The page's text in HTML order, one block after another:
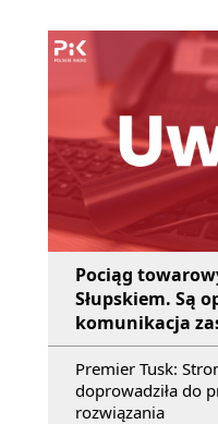
Pociąg
Słupskiem. Są
komunikacja
Premier Tusk:
doprowadziła do
rozwiązania